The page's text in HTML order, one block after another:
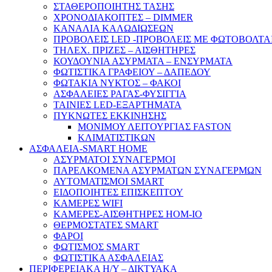
ΣΤΑΘΕΡΟΠΟΙΗΤΗΣ ΤΑΣΗΣ
ΧΡΟΝΟΔΙΑΚΟΠΤΕΣ – DIMMER
ΚΑΝΑΛΙΑ ΚΑΛΩΔΙΩΣΕΩΝ
ΠΡΟΒΟΛΕΙΣ LED -ΠΡΟΒΟΛΕΙΣ ΜΕ
ΤΗΛΕΧ. ΠΡΙΖΕΣ – ΑΙΣΘΗΤΗΡΕΣ
ΚΟΥΔΟΥΝΙΑ ΑΣΥΡΜΑΤΑ – ΕΝΣΥΡΜΑΤΑ
ΦΩΤΙΣΤΙΚΑ ΓΡΑΦΕΙΟΥ – ΔΑΠΕΔΟΥ
ΦΩΤΑΚΙΑ ΝΥΚΤΟΣ – ΦΑΚΟΙ
ΑΣΦΑΛΕΙΕΣ ΡΑΓΑΣ-ΦΥΣΙΓΓΙΑ
ΤΑΙΝΙΕΣ LED-ΕΞΑΡΤΗΜΑΤΑ
ΠΥΚΝΩΤΕΣ ΕΚΚΙΝΗΣΗΣ
ΜΟΝΙΜΟΥ ΛΕΙΤΟΥΡΓΙΑΣ FASTON
ΚΛΙΜΑΤΙΣΤΙΚΩΝ
ΑΣΦΑΛΕΙΑ-SMART HOME
ΑΣΥΡΜΑΤΟΙ ΣΥΝΑΓΕΡΜΟΙ
ΠΑΡΕΛΚΟΜΕΝΑ ΑΣΥΡΜΑΤΩΝ ΣΥΝΑΓΕΡΜΩΝ
ΑΥΤΟΜΑΤΙΣΜΟΙ SMART
ΕΙΔΟΠΟΙΗΤΕΣ ΕΠΙΣΚΕΠΤΟΥ
ΚΑΜΕΡΕΣ WIFI
ΚΑΜΕΡΕΣ-ΑΙΣΘΗΤΗΡΕΣ ΗΟΜ-ΙΟ
ΘΕΡΜΟΣΤΑΤΕΣ SMART
ΦΑΡΟΙ
ΦΩΤΙΣΜΟΣ SMART
ΦΩΤΙΣΤΙΚΑ ΑΣΦΑΛΕΙΑΣ
ΠΕΡΙΦΕΡΕΙΑΚΑ Η/Υ – ΔΙΚΤΥΑΚΑ